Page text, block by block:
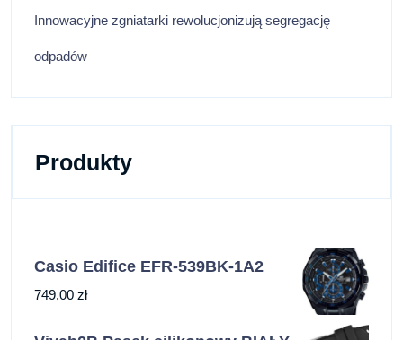
Innowacyjne zgniatarki rewolucjonizują segregację
odpadów
Produkty
Casio Edifice EFR-539BK-1A2
749,00 zł